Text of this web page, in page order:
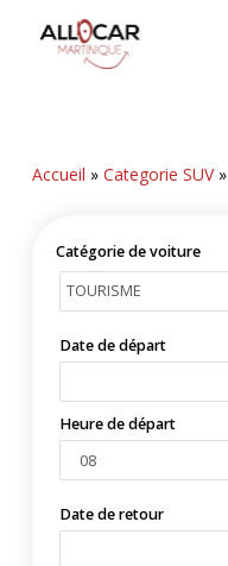
Accueil » Categorie SUV»
Catégorie de voiture
Date de départ
Heure de départ
Date de retour